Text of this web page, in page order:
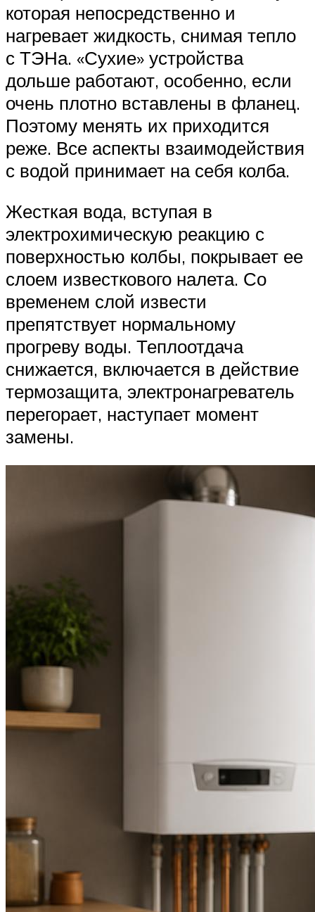
которая непосредственно и
нагревает жидкость, снимая тепло
с ТЭНа. «Сухие» устройства
дольше работают, особенно, если
очень плотно вставлены в фланец.
Поэтому менять их приходится
реже. Все аспекты взаимодействия
с водой принимает на себя колба.
Жесткая вода, вступая в
электрохимическую реакцию с
поверхностью колбы, покрывает ее
слоем известкового налета. Со
временем слой извести
препятствует нормальному
прогреву воды. Теплоотдача
снижается, включается в действие
термозащита, электронагреватель
перегорает, наступает момент
замены.